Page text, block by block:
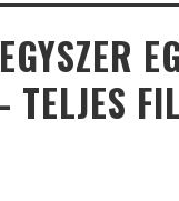
TELJES